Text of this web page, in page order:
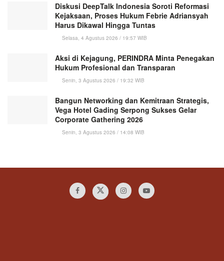
Diskusi DeepTalk Indonesia Soroti Reformasi
Kejaksaan, Proses Hukum Febrie Adriansyah
Harus Dikawal Hingga Tuntas
Selasa, 4 Agustus 2026 / 19:57 WIB
Aksi di Kejagung, PERINDRA Minta Penegakan
Hukum Profesional dan Transparan
Senin, 3 Agustus 2026 / 19:32 WIB
Bangun Networking dan Kemitraan Strategis,
Vega Hotel Gading Serpong Sukses Gelar
Corporate Gathering 2026
Senin, 3 Agustus 2026 / 14:08 WIB